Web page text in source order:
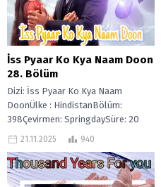
İss Pyaar Ko Kya Naam Doon
28. Bölüm
Dizi: İss Pyaar Ko Kya Naam
DoonÜlke : HindistanBölüm:
398Çevirmen: SpringdaySüre: 20
Dakika Iss Pyaar Ko Kya Naam
21.11.2025 940